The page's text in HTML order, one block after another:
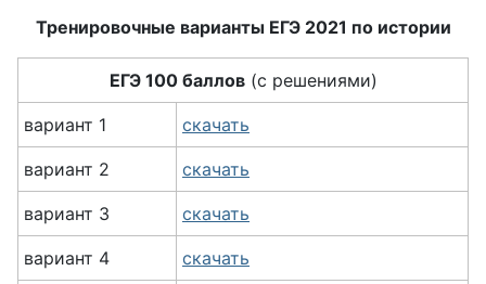
Тренировочные варианты ЕГЭ 2021 по истории
ЕГЭ 100 баллов(с решениями)
вариант 1 скачать
вариант 2 скачать
вариант 3 скачать
вариант 4 скачать